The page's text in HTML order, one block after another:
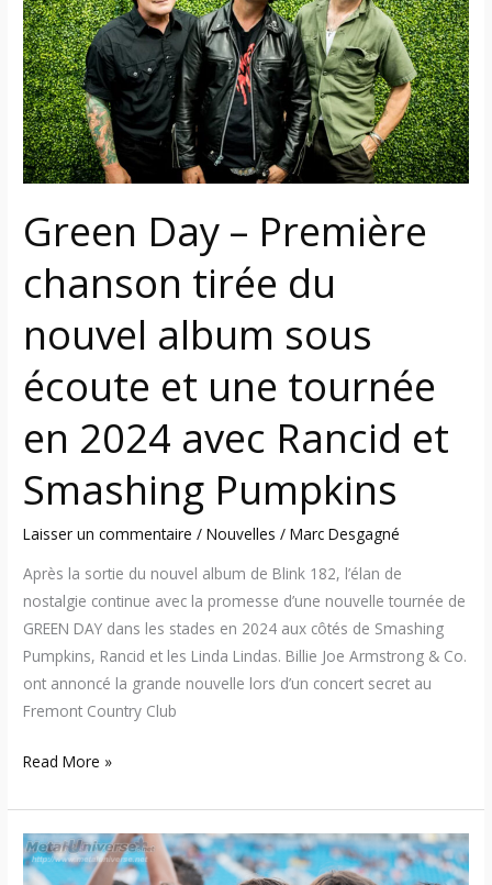
Green Day – Première
chanson tirée du
nouvel album sous
écoute et une tournée
en 2024 avec Rancid et
Smashing Pumpkins
Laisser un commentaire /Nouvelles /Marc Desgagné
Après la sortie du nouvel album de Blink 182, l’élan de
nostalgie continue avec la promesse d’une nouvelle tournée de
GREEN DAY dans les stades en 2024 aux côtés de Smashing
Pumpkins, Rancid et les Linda Lindas. Billie Joe Armstrong & Co.
ont annoncé la grande nouvelle lors d’un concert secret au
Fremont Country Club
Première
chanson
tirée
du
nouvel
album
sous
et
tournée
2024
avec
Rancid
Smashing
Pumpkins
Read More »
23:07:16
–